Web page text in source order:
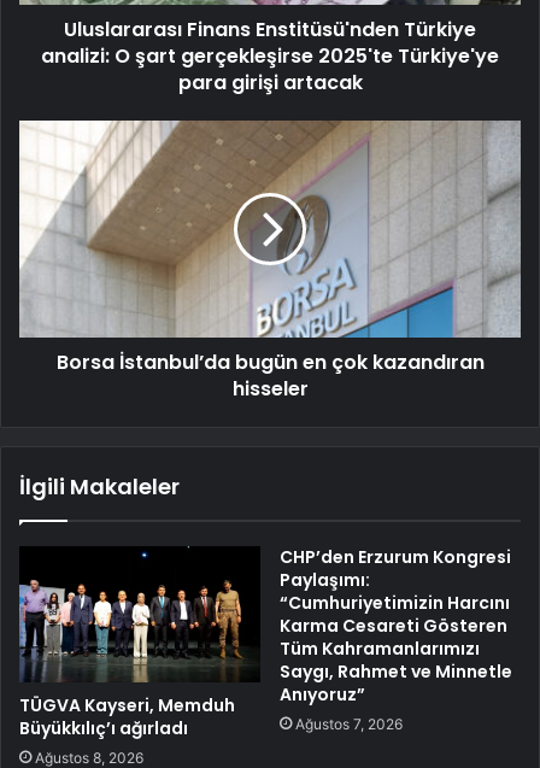
Uluslararası Finans Enstitüsü'nden Türkiye
analizi: O şart gerçekleşirse 2025'te Türkiye'ye
para girişi artacak
Borsa İstanbul’da bugün en çok kazandıran
hisseler
İlgili Makaleler
TÜGVA Kayseri, Memduh
Büyükkılıç’ı ağırladı
Ağustos 8, 2026
CHP’den Erzurum Kongresi
Paylaşımı:
“Cumhuriyetimizin Harcını
Karma Cesareti Gösteren
Tüm Kahramanlarımızı
Saygı, Rahmet ve Minnetle
Anıyoruz”
Ağustos 7, 2026